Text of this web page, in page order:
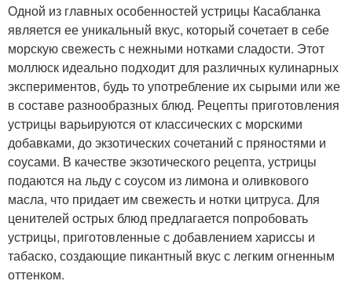
Одной из главных особенностей устрицы Касабланка
является ее уникальный вкус, который сочетает в себе
морскую свежесть с нежными нотками сладости. Этот
моллюск идеально подходит для различных кулинарных
экспериментов, будь то употребление их сырыми или же
в составе разнообразных блюд. Рецепты приготовления
устрицы варьируются от классических с морскими
добавками, до экзотических сочетаний с пряностями и
соусами. В качестве экзотического рецепта, устрицы
подаются на льду с соусом из лимона и оливкового
масла, что придает им свежесть и нотки цитруса. Для
ценителей острых блюд предлагается попробовать
устрицы, приготовленные с добавлением хариссы и
табаско, создающие пикантный вкус с легким огненным
оттенком.